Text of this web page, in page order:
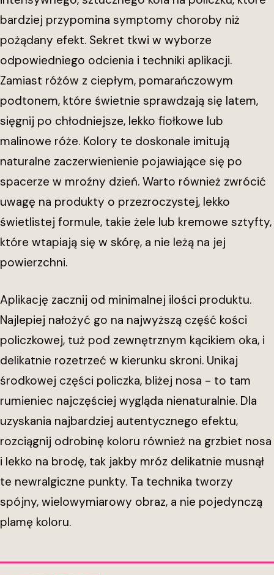
bardziej przypomina symptomy choroby niż
pożądany efekt. Sekret tkwi w wyborze
odpowiedniego odcienia i techniki aplikacji.
Zamiast różów z ciepłym, pomarańczowym
podtonem, które świetnie sprawdzają się latem,
sięgnij po chłodniejsze, lekko fiołkowe lub
malinowe róże. Kolory te doskonale imitują
naturalne zaczerwienienie pojawiające się po
spacerze w mroźny dzień. Warto również zwrócić
uwagę na produkty o przezroczystej, lekko
świetlistej formule, takie żele lub kremowe sztyfty,
które wtapiają się w skórę, a nie leżą na jej
powierzchni.
Aplikację zacznij od minimalnej ilości produktu.
Najlepiej nałożyć go na najwyższą część kości
policzkowej, tuż pod zewnętrznym kącikiem oka, i
delikatnie rozetrzeć w kierunku skroni. Unikaj
środkowej części policzka, bliżej nosa - to tam
rumieniec najczęściej wygląda nienaturalnie. Dla
uzyskania najbardziej autentycznego efektu,
rozciągnij odrobinę koloru również na grzbiet nosa
i lekko na brodę, tak jakby mróz delikatnie musnął
te newralgiczne punkty. Ta technika tworzy
spójny, wielowymiarowy obraz, a nie pojedynczą
plamę koloru.